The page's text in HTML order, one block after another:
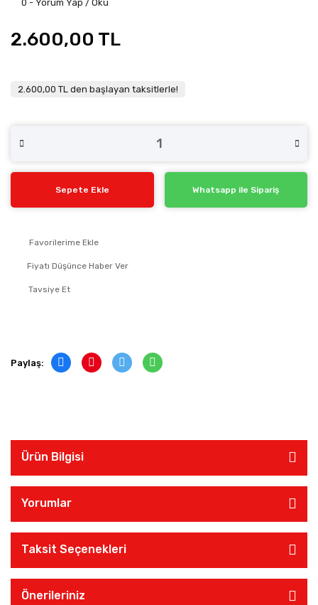
0 - Yorum Yap / Oku
2.600,00 TL
2.600,00 TL den başlayan taksitlerle!
Sepete Ekle Whatsapp ile Sipariş
Fiyatı Düşünce Haber Ver
Tavsiye Et
Paylaş:
Ürün Bilgisi
Yorumlar
Taksit Seçenekleri
Önerileriniz